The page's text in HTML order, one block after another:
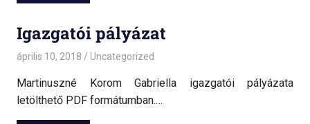
Igazgatói pályázat
április 10, 2018 admin
Uncategorized
Martinuszné Korom Gabriella igazgatói pályázata
letölthető PDF formátumban.…